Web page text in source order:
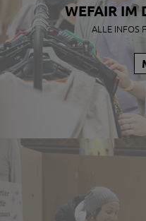
ICH BIN
AUSSTELLER*IN
WEFAIR LINZ
2026
NEWSLETTER
FÜR
UNTERNEHMEN
WORKSHOPS
WEFAIR IM
ALLE INFOS